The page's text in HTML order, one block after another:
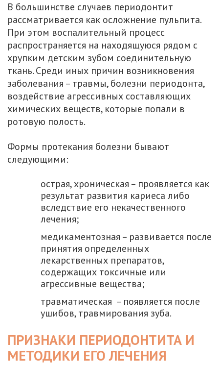
В большинстве случаев периодонтит
рассматривается как осложнение пульпита.
При этом воспалительный процесс
распространяется на находящуюся рядом с
хрупким детским зубом соединительную
ткань. Среди иных причин возникновения
заболевания – травмы, болезни периодонта,
воздействие агрессивных составляющих
химических веществ, которые попали в
ротовую полость.
Формы протекания болезни бывают
следующими:
острая, хроническая – проявляется как
результат развития кариеса либо
вследствие его некачественного
лечения;
медикаментозная – развивается после
принятия определенных
лекарственных препаратов,
содержащих токсичные или
агрессивные вещества;
травматическая – появляется после
ушибов, травмирования зуба.
ПРИЗНАКИ ПЕРИОДОНТИТА И
МЕТОДИКИ ЕГО ЛЕЧЕНИЯ